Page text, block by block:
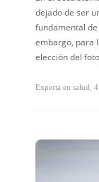
dejado de ser
fundamental
embargo, para
elección del
Experta en salud 4